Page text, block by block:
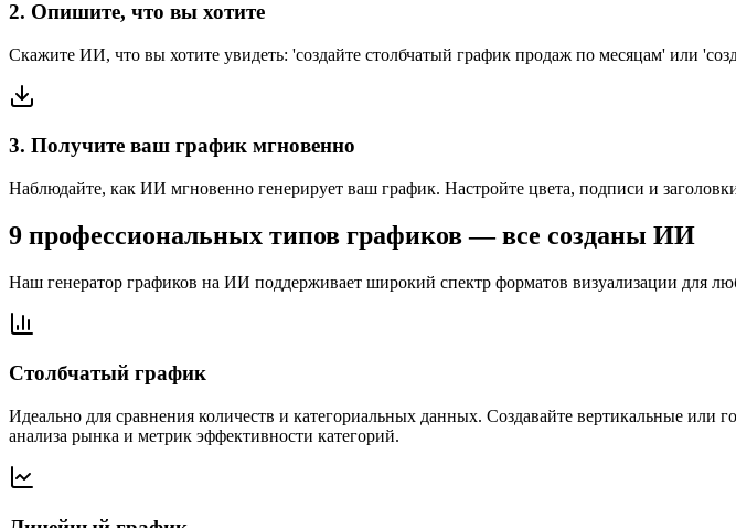
2. Опишите, что вы хотите
Скажите ИИ, что вы хотите увидеть: 'создайте столбчатый график продаж по месяцам' или
3. Получите ваш график мгновенно
Наблюдайте, как ИИ мгновенно генерирует ваш график. Настройте цвета, подписи и
9 профессиональных типов графиков — все созданы ИИ
Наш генератор графиков на ИИ поддерживает широкий спектр форматов визуализации для
Столбчатый график
Идеально для сравнения количеств и категориальных данных. Создавайте вертикальные или
анализа рынка и метрик эффективности категорий.